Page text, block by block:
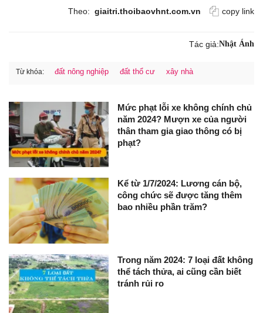
Theo: giaitri.thoibaovhnt.com.vn copy link
Tác giả:Nhật Ánh
Từ khóa: đất nông nghiệp đất thổ cư xây nhà
Mức phạt lỗi xe không chính chủ
năm 2024? Mượn xe của người
thân tham gia giao thông có bị
phạt?
Kể từ 1/7/2024: Lương cán bộ,
công chức sẽ được tăng thêm
bao nhiều phần trăm?
Trong năm 2024: 7 loại đất không
thể tách thửa, ai cũng cần biết
tránh rủi ro